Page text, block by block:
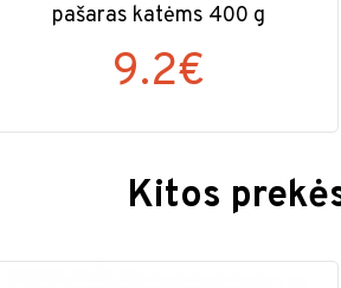
pašaras katėms 400 g
9.2€
Kitos